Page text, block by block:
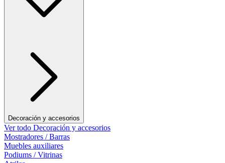
Decoración y accesorios
Ver todo Decoración y accesorios
Mostradores / Barras
Muebles auxiliares
Podiums / Vitrinas